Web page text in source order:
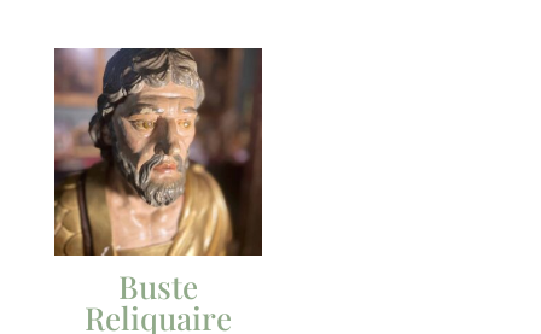
Buste
Reliquaire